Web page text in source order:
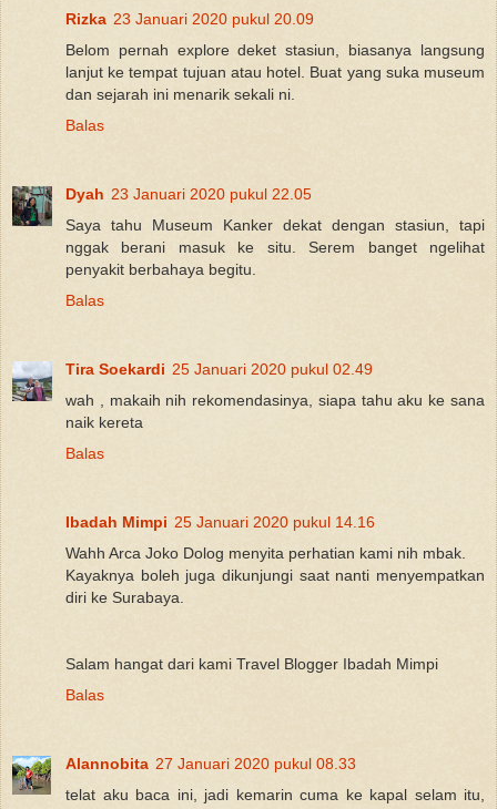
Rizka 23 Januari 2020 pukul 20.09
Belom pernah explore deket stasiun, biasanya langsung
lanjut ke tempat tujuan atau hotel. Buat yang suka museum
dan sejarah ini menarik sekali ni.
Balas
Dyah 23 Januari 2020 pukul 22.05
Saya tahu Museum Kanker dekat dengan stasiun, tapi
nggak berani masuk ke situ. Serem banget ngelihat
penyakit berbahaya begitu.
Balas
Tira Soekardi 25 Januari 2020 pukul 02.49
wah , makaih nih rekomendasinya, siapa tahu aku ke sana
naik kereta
Balas
Ibadah Mimpi 25 Januari 2020 pukul 14.16
Wahh Arca Joko Dolog menyita perhatian kami nih mbak.
Kayaknya boleh juga dikunjungi saat nanti menyempatkan
diri ke Surabaya.
Salam hangat dari kami Travel Blogger Ibadah Mimpi
Balas
Alannobita 27 Januari 2020 pukul 08.33
telat aku baca ini, jadi kemarin cuma ke kapal selam itu,